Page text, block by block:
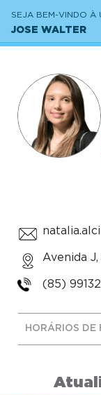
SEJA BEM-VINDO À
JOSE WALTER
Avenida
(85)
HORÁRIOS